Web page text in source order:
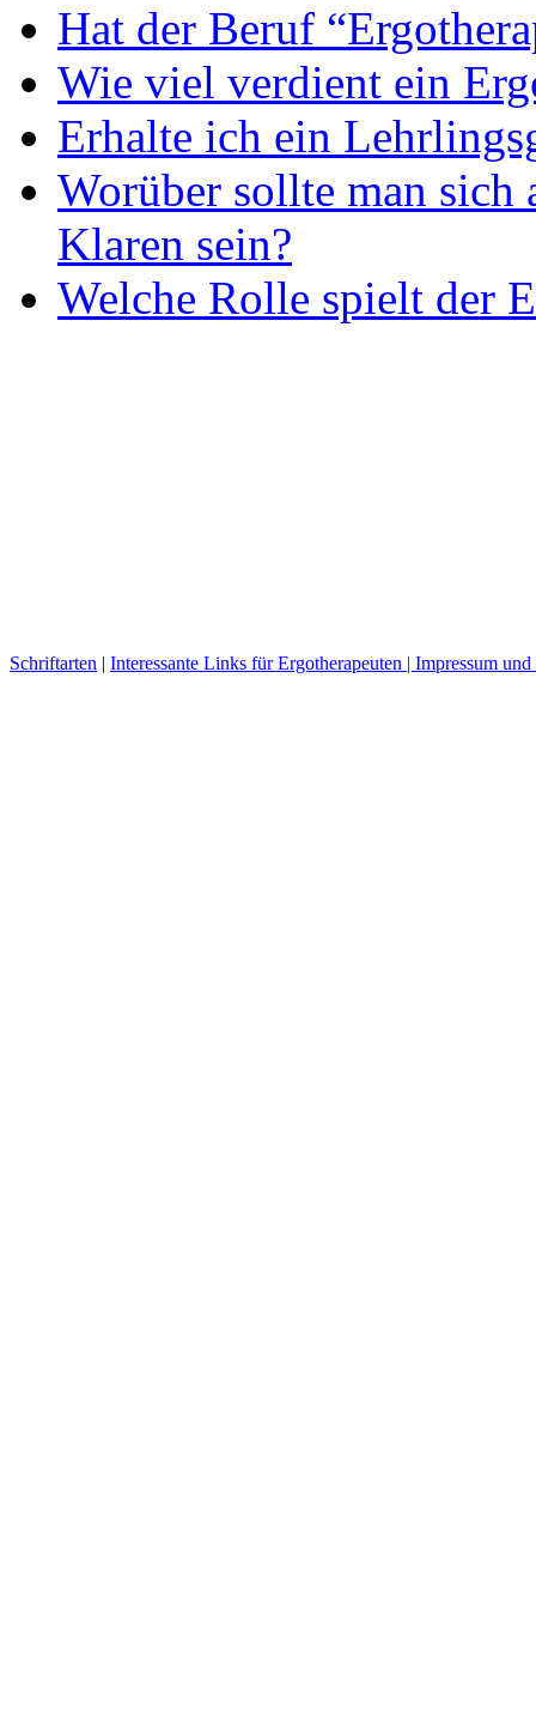
Hat der Beruf
Wie viel verdient ein
Erhalte ich ein
Worüber sollte man sich
Klaren sein?
Welche Rolle spielt der
Schriftarten | Interessante Links für Ergotherapeuten | Impressum